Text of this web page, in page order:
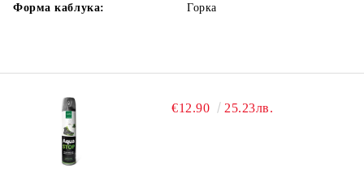
Форма каблука:
Горка
€12.90 25.23лв.